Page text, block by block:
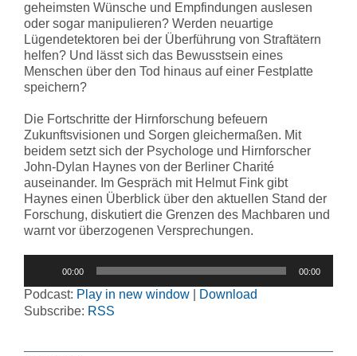
geheimsten Wünsche und Empfindungen auslesen
oder sogar manipulieren? Werden neuartige
Lügendetektoren bei der Überführung von Straftätern
helfen? Und lässt sich das Bewusstsein eines
Menschen über den Tod hinaus auf einer Festplatte
speichern?
Die Fortschritte der Hirnforschung befeuern
Zukunftsvisionen und Sorgen gleichermaßen. Mit
beidem setzt sich der Psychologe und Hirnforscher
John-Dylan Haynes von der Berliner Charité
auseinander. Im Gespräch mit Helmut Fink gibt
Haynes einen Überblick über den aktuellen Stand der
Forschung, diskutiert die Grenzen des Machbaren und
warnt vor überzogenen Versprechungen.
00:00 00:00
Podcast: Play in new window
Download
Subscribe: RSS